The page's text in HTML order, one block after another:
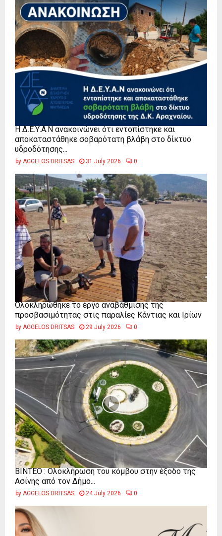
Η Δ.Ε.Υ.Α.Ν ανακοινώνει ότι εντοπίστηκε και
αποκαταστάθηκε σοβαρότατη βλάβη στο δίκτυο
υδροδότησης...
by AGGELOS DRITSAS 31 July 2026 0
Ολοκληρώθηκε το έργο αναβάθμισης της
προσβασιμότητας στις παραλίες Κάντιας και Ιρίων
by AGGELOS DRITSAS 29 July 2026 0
ΒΙΝΤΕΟ : Ολοκλήρωση του κόμβου στην έξοδο της
Ασίνης από τον Δήμο...
by AGGELOS DRITSAS 24 July 2026 0